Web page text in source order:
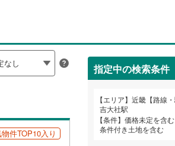
物件TOP10入り
指定中の検索条件
エリア
近畿【路線
吉大社駅
条件
価格未定を含
条件付き土地を含む
山口
桜井線(69)
阪和線(130)
おおさか東線( 62)
1) (0) (5)
(10) (7) 鳥取ノ荘
(5)
(9)
トを見る
トを見る